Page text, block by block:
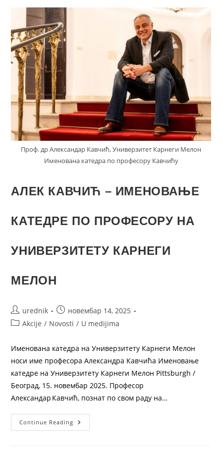
Проф. др Александар Кавчић, Универзитет Карнеги Мелон
Именована катедра по професору Кавчићу
АЛЕК КАВЧИЋ – ИМЕНОВАЊЕ
КАТЕДРЕ ПО ПРОФЕСОРУ НА
УНИВЕРЗИТЕТУ КАРНЕГИ
МЕЛОН
urednik
новембар 14, 2025
Akcije / Novosti / U medijima
Именована катедра на Универзитету Карнеги Мелон
носи име професора Александра Кавчића Именовање
катедре на Универзитету Карнеги Мелон Pittsburgh /
Београд, 15. новембар 2025. Професор
Александар Кавчић, познат по свом раду на…
Continue Reading